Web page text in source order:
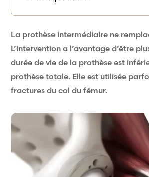
La prothèse intermédiaire ne
L’intervention a l’avantage d’être
durée de vie de la prothèse est
prothèse totale. Elle est utilisée
fractures du col du fémur.